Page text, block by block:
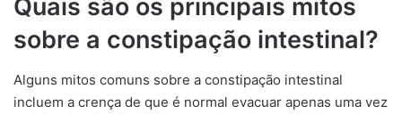
Quais são os principais mitos
sobre a constipação intestinal?
Alguns mitos comuns sobre a constipação intestinal
incluem a crença de que é normal evacuar apenas uma vez